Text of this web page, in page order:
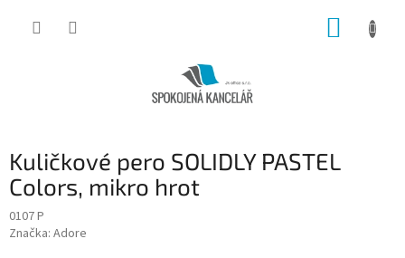
Kuličkové pero SOLIDLY PASTEL
Colors, mikro hrot
0107 P
Značka: Adore